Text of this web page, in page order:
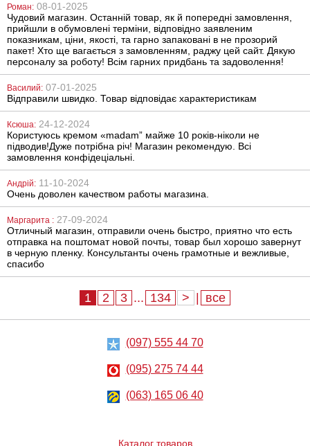
Роман: 08-01-2025
Чудовий магазин. Останній товар, як й попередні замовлення,
прийшли в обумовлені терміни, відповідно заявленим
показникам, ціни, якості, та гарно запаковані в не прозорий
пакет! Хто ще вагається з замовленням, раджу цей сайт. Дякую
персоналу за роботу! Всім гарних придбань та задоволення!
Василий: 07-01-2025
Відправили швидко. Товар відповідає характеристикам
Ксюша: 24-12-2024
Користуюсь кремом «madam” майже 10 років-ніколи не
підводив!Дуже потрібна річ! Магазин рекомендую. Всі
замовлення конфідеціальні.
Андрій: 11-10-2024
Очень доволен качеством работы магазина.
Маргарита : 27-09-2024
Отличный магазин, отправили очень быстро, приятно что есть
отправка на поштомат новой почты, товар был хорошо завернут
в черную пленку. Консультанты очень грамотные и вежливые,
спасибо
1 2 3 ... 134 > все
(097) 555 44 70
(095) 275 74 44
(063) 165 06 40
Каталог товаров